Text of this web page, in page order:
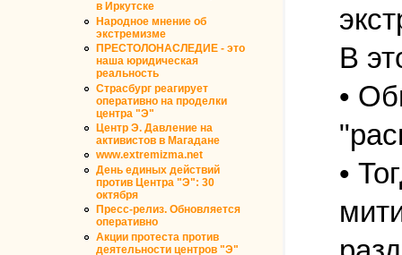
в Иркутске
Народное мнение об
экстремизме
ПРЕСТОЛОНАСЛЕДИЕ - это
наша юридическая
реальность
Страсбург реагирует
оперативно на проделки
центра "Э"
Центр Э. Давление на
активистов в Магадане
www.extremizma.net
День единых действий
против Центра "Э": 30
октября
Пресс-релиз. Обновляется
оперативно
Акции протеста против
деятельности центров "Э"
В
•
•